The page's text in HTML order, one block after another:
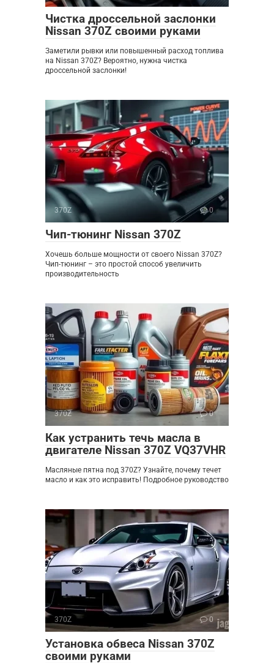
Чистка дроссельной заслонки
Nissan 370Z своими руками
Заметили рывки или повышенный расход топлива
на Nissan 370Z? Вероятно, нужна чистка
дроссельной заслонки!
370Z 0
Чип-тюнинг Nissan 370Z
Хочешь больше мощности от своего Nissan 370Z?
Чип-тюнинг – это простой способ увеличить
производительность
370Z 0
Как устранить течь масла в
двигателе Nissan 370Z VQ37VHR
Масляные пятна под 370Z? Узнайте, почему течет
масло и как это исправить! Подробное руководство
370Z 0
Установка обвеса Nissan 370Z
своими руками